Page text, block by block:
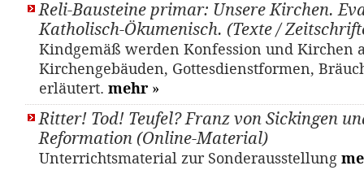
Reli-Bausteine primar: Unsere Kirchen.
Katholisch-Ökumenisch. (Texte /
Kindgemäß werden Konfession und Kirchen
Kirchengebäuden, Gottesdienstformen,
erläutert. mehr »
Ritter! Tod! Teufel? Franz von Sickingen
Reformation (Online-Material)
Unterrichtsmaterial zur Sonderausstellung